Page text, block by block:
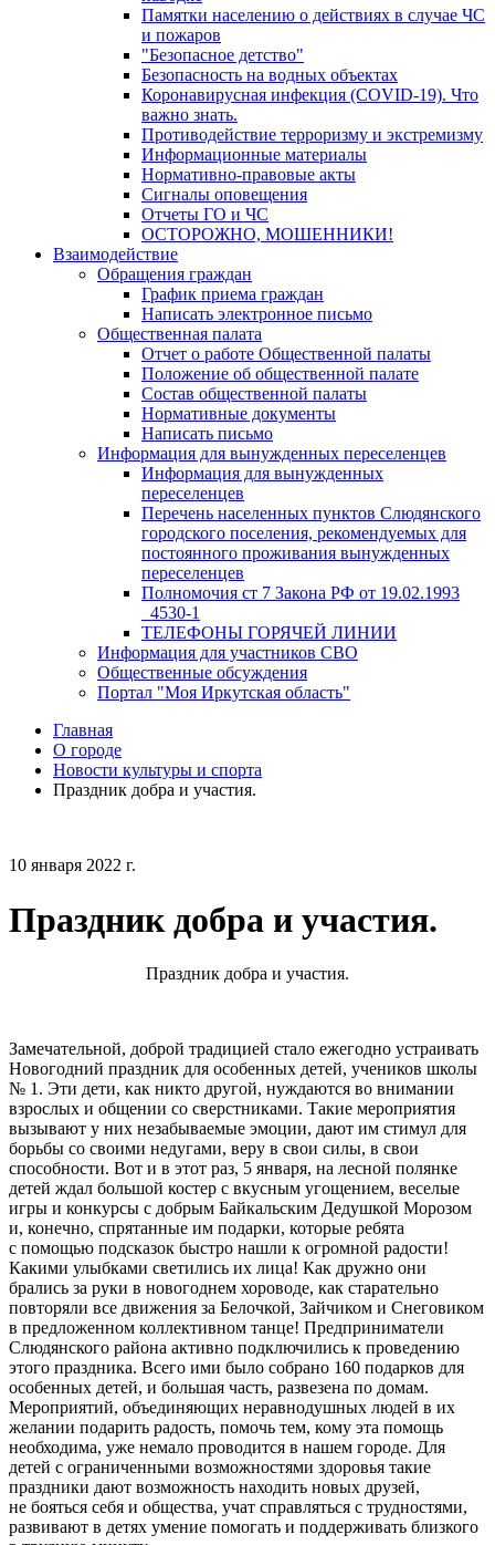
Памятки населению о действиях в случае ЧС
и пожаров
"Безопасное детство"
Безопасность на водных объектах
Коронавирусная инфекция (COVID-19). Что
важно знать.
Противодействие терроризму и экстремизму
Информационные материалы
Нормативно-правовые акты
Сигналы оповещения
Отчеты ГО и ЧС
ОСТОРОЖНО, МОШЕННИКИ!
Взаимодействие
Обращения граждан
График приема граждан
Написать электронное письмо
Общественная палата
Отчет о работе Общественной палаты
Положение об общественной палате
Состав общественной палаты
Нормативные документы
Написать письмо
Информация для вынужденных переселенцев
Информация для вынужденных
переселенцев
Перечень населенных пунктов Слюдянского
городского поселения, рекомендуемых для
постоянного проживания вынужденных
переселенцев
Полномочия ст 7 Закона РФ от 19.02.1993
_4530-1
ТЕЛЕФОНЫ ГОРЯЧЕЙ ЛИНИИ
Информация для участников СВО
Общественные обсуждения
Портал "Моя Иркутская область"
Главная
О городе
Новости культуры и спорта
Праздник добра и участия.
10 января 2022 г.
Праздник добра и участия.
Праздник добра и участия.
Замечательной, доброй традицией стало ежегодно устраивать
Новогодний праздник для особенных детей, учеников школы
№ 1. Эти дети, как никто другой, нуждаются во внимании
взрослых и общении со сверстниками. Такие мероприятия
вызывают у них незабываемые эмоции, дают им стимул для
борьбы со своими недугами, веру в свои силы, в свои
способности. Вот и в этот раз, 5 января, на лесной полянке
детей ждал большой костер с вкусным угощением, веселые
игры и конкурсы с добрым Байкальским Дедушкой Морозом
и, конечно, спрятанные им подарки, которые ребята
с помощью подсказок быстро нашли к огромной радости!
Какими улыбками светились их лица! Как дружно они
брались за руки в новогоднем хороводе, как старательно
повторяли все движения за Белочкой, Зайчиком и Снеговиком
в предложенном коллективном танце! Предприниматели
Слюдянского района активно подключились к проведению
этого праздника. Всего ими было собрано 160 подарков для
особенных детей, и большая часть, развезена по домам.
Мероприятий, объединяющих неравнодушных людей в их
желании подарить радость, помочь тем, кому эта помощь
необходима, уже немало проводится в нашем городе. Для
детей с ограниченными возможностями здоровья такие
праздники дают возможность находить новых друзей,
не бояться себя и общества, учат справляться с трудностями,
развивают в детях умение помогать и поддерживать близкого